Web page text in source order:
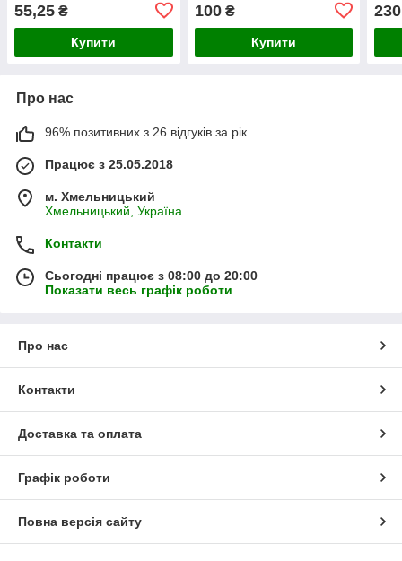
55,25 ₴
Купити
100₴
Купити
230
Про нас
96% позитивних з 26 відгуків за рік
Працює з 25.05.2018
м. Хмельницький
Хмельницький, Україна
Контакти
Сьогодні працює з 08:00 до 20:00
Показати весь графік роботи
Про нас
Контакти
Доставка та оплата
Графік роботи
Повна версія сайту